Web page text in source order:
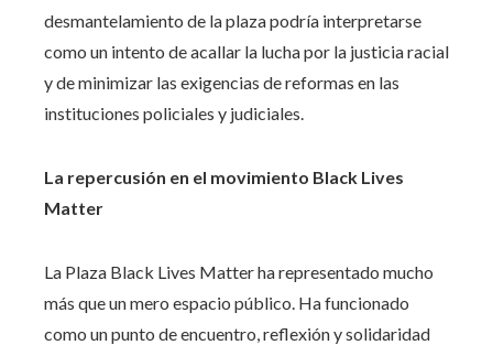
desmantelamiento de la plaza podría interpretarse
como un intento de acallar la lucha por la justicia racial
y de minimizar las exigencias de reformas en las
instituciones policiales y judiciales.
La repercusión en el movimiento Black Lives
Matter
La Plaza Black Lives Matter ha representado mucho
más que un mero espacio público. Ha funcionado
como un punto de encuentro, reflexión y solidaridad